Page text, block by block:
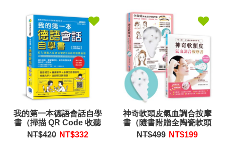
我的第一本德語會話自學
書（掃描 QR Code 收聽
德語會話朗讀）
NT$420 NT$332
神奇軟頭皮氣血調合按摩
書（隨書附贈全陶瓷軟頭
皮紓壓按摩板）
NT$499 NT$199